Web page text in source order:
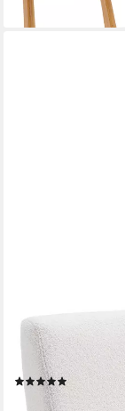
WAHSON OFFICE
Sessel Retro
Massivholzbeinen
165,99 € UVP